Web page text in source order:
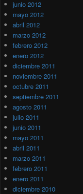
junio 2012
mayo 2012
abril 2012
marzo 2012
febrero 2012
enero 2012
diciembre 2011
noviembre 2011
octubre 2011
septiembre 2011
agosto 2011
julio 2011
junio 2011
mayo 2011
abril 2011
marzo 2011
febrero 2011
enero 2011
diciembre 2010